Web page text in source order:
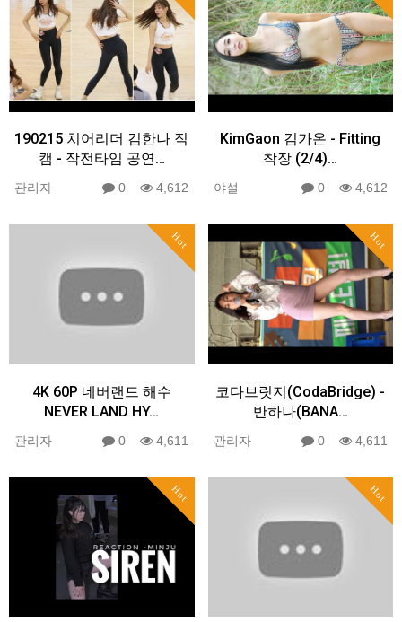
190215 치어리더 김한나 직
캠 - 작전타임 공연…
관리자 0 4,612
KimGaon 김가온 - Fitting
착장 (2/4)…
야설 0 4,612
Hot
4K 60P 네버랜드 해수
NEVER LAND HY…
관리자 0 4,611
Hot
코다브릿지(CodaBridge) -
반하나(BANA…
관리자 0 4,611
Hot Hot